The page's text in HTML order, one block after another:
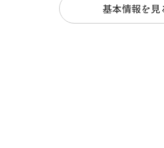
基本情報を見